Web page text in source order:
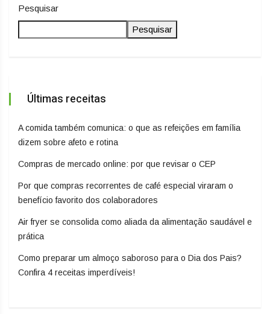
Pesquisar
Pesquisar
Últimas receitas
A comida também comunica: o que as refeições em família
dizem sobre afeto e rotina
Compras de mercado online: por que revisar o CEP
Por que compras recorrentes de café especial viraram o
benefício favorito dos colaboradores
Air fryer se consolida como aliada da alimentação saudável e
prática
Como preparar um almoço saboroso para o Dia dos Pais?
Confira 4 receitas imperdíveis!